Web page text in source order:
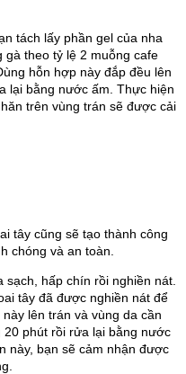
tách lấy phần gel của nha
theo tỷ lệ 2 muỗng cafe
hỗn hợp này đắp đều lên
lại bằng nước ấm. Thực hiện
trên vùng trán sẽ được cải
tây cũng sẽ tạo thành công
chóng và an toàn.
hấp chín rồi nghiền nát.
tây đã được nghiền nát để
lên trán và vùng da cần
phút rồi rửa lại bằng nước
này, bạn sẽ cảm nhận được